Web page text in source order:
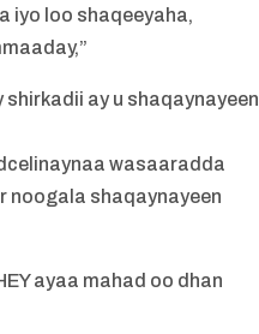
iyo loo shaqeeyaha,
ay u shaqaynayeen
wasaaradda
noogala shaqaynayeen
ayaa mahad oo dhan